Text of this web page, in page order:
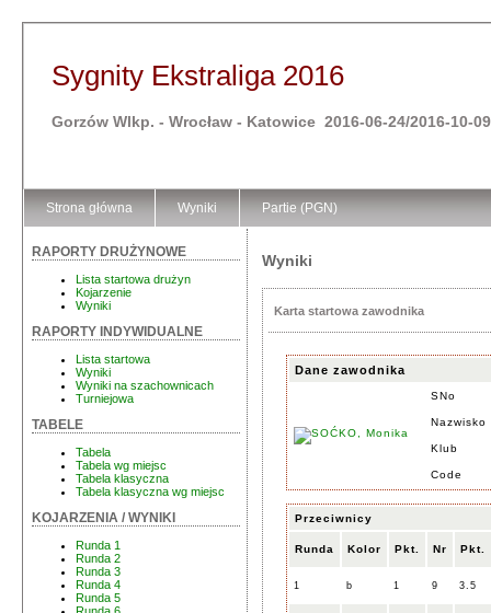
Sygnity Ekstraliga 2016
Gorzów Wlkp. - Wrocław - Katowice 2016-06-24/2016-10-09
Strona główna Wyniki Partie (PGN)
RAPORTY DRUŻYNOWE
Lista startowa drużyn
Kojarzenie
Wyniki
RAPORTY INDYWIDUALNE
Lista startowa
Wyniki
Wyniki na szachownicach
Turniejowa
TABELE
Tabela
Tabela wg miejsc
Tabela klasyczna
Tabela klasyczna wg miejsc
KOJARZENIA / WYNIKI
Runda 1
Runda 2
Runda 3
Runda 4
Runda 5
Wyniki
Karta startowa zawodnika
Dane zawodnika
SNo
Nazwisko
Klub
Code
Przeciwnicy
Runda Kolor Pkt. Nr Pkt.
1 b 1 9 3.5